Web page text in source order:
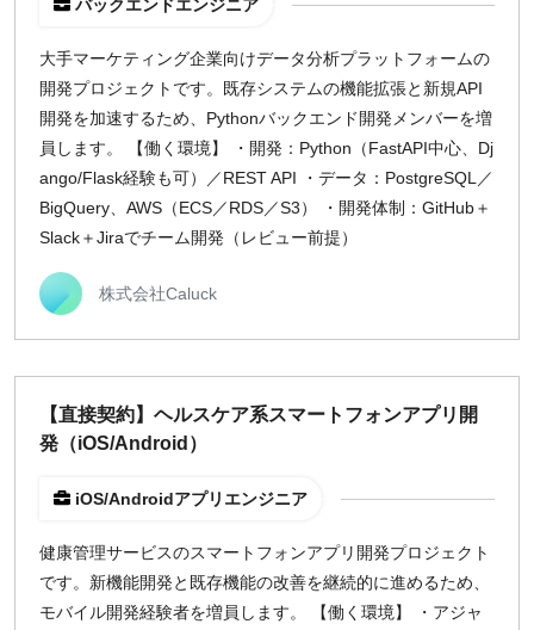
新規事業
スタートアップ
土日週末OK
稼働時間
週5日
週3日
地域
大阪
京都
福岡
バックエンドエンジニア
大手マーケティング企業向けデータ分析プラットフォームの
開発プロジェクトです。既存システムの機能拡張と新規API
開発を加速するため、Pythonバックエンド開発メンバーを増
員します。 【働く環境】 ・開発：Python（FastAPI中心、Dj
ango/Flask経験も可）／REST API ・データ：PostgreSQL／
BigQuery、AWS（ECS／RDS／S3） ・開発体制：GitHub＋
Slack＋Jiraでチーム開発（レビュー前提）
株式会社Caluck
【直接契約】ヘルスケア系スマートフォンアプリ開
発（iOS/Android）
iOS/Androidアプリエンジニア
健康管理サービスのスマートフォンアプリ開発プロジェクト
です。新機能開発と既存機能の改善を継続的に進めるため、
モバイル開発経験者を増員します。 【働く環境】 ・アジャ